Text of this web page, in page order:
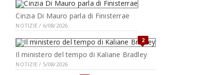
Cinzia Di Mauro parla di Finisterrae
NOTIZIE / 6/08/2026
2
Il ministero del tempo di Kaliane Bradley
NOTIZIE / 5/08/2026